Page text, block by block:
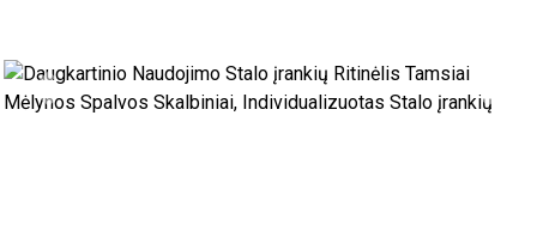
Previous